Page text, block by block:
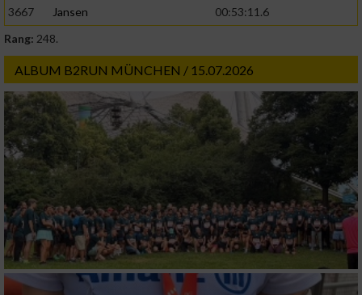
3667 Jansen
00:53:11.6
Rang: 248.
ALBUM B2RUN MÜNCHEN / 15.07.2026